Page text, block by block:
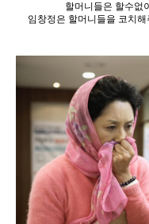
할머니들은 할수없
임창정은 할머니들을 코치